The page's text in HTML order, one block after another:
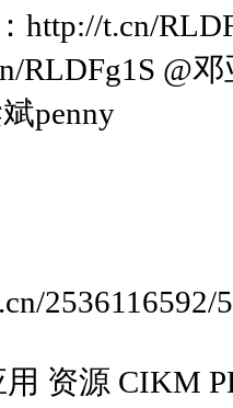
http://t.cn/
RLDFg1S @
penny
资源 CIKM